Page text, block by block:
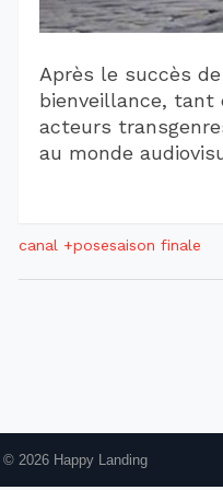
Après le succès
bienveillance, tant
acteurs
au monde
canal +posesaison finale
© 2026 Happy Landing